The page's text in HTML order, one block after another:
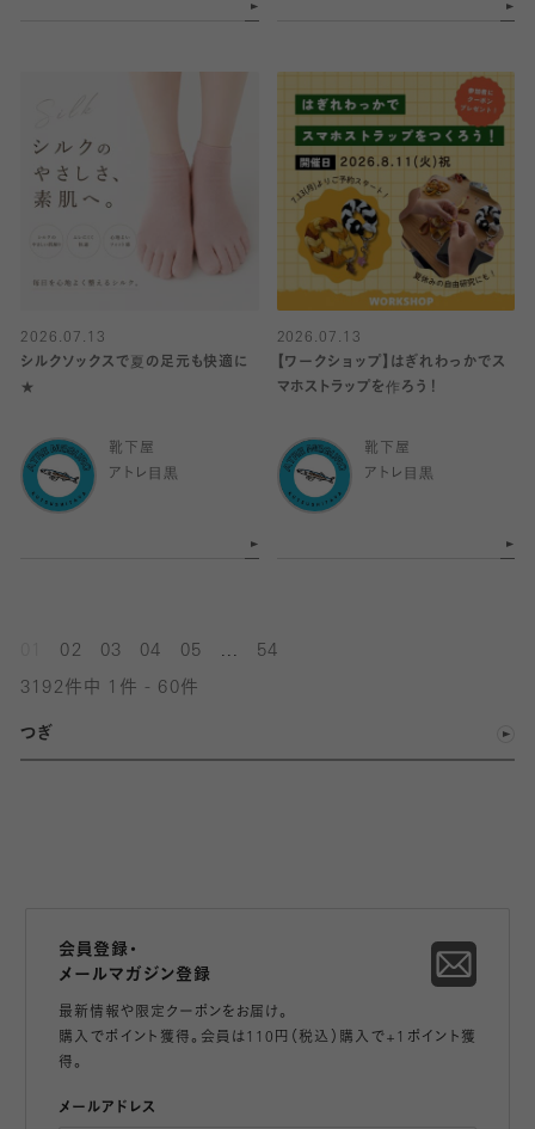
2026.07.13
シルクソックスで夏の足元も快適に
★
靴下屋
アトレ目黒
2026.07.13
【ワークショップ】はぎれわっかでス
マホストラップを作ろう！
靴下屋
アトレ目黒
02 03 04 05 54
3192件中 1件 - 60件
つぎ
会員登録・
メールマガジン登録
最新情報や限定クーポンをお届け。
購入でポイント獲得。会員は110円（税込）購入で+1ポイント獲
得。
メールアドレス